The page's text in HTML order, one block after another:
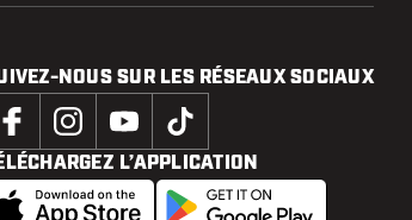
NOUS SUR LES RÉSEAUX SOCIAUX
L’APPLICATION